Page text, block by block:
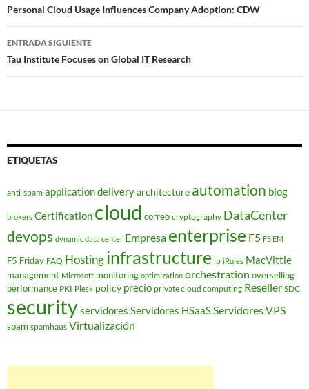
de
entradas
Personal Cloud Usage Influences Company Adoption: CDW
ENTRADA SIGUIENTE
Tau Institute Focuses on Global IT Research
ETIQUETAS
anti-spam application deliveryarchitecture automation blog
brokers Certification cloud correo cryptography DataCenter
devops dynamic data center Empresa enterprise F5 F5 EM
F5 Friday FAQ Hostinginfrastructure ip iRules MacVittie
management Microsoft monitoring optimization orchestration overselling
performance PKI Plesk policy precio private cloud computing Reseller SDC
securityservidores Servidores HSaaSServidores VPS
spam spamhaus Virtualización